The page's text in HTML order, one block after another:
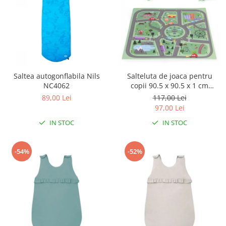
Triciclete copii si adulti
Trotinete copii si adulti
Biciclete fara pedale
Masinute fara pedale
Role copii si adulti
Masinute si motociclete electrice
Skateboard
Scaune de biciclete copii
Baita, Igiena, Siguranta
Lenjerie mamici
Saltea autogonflabila Nils
NC4062
89,00 Lei
IN STOC
Salteluta de joaca pentru
copii 90.5 x 90.5 x 1 cm
ECOEVA021 - Orasel
117,00 Lei
97,00 Lei
IN STOC
-54% -52%